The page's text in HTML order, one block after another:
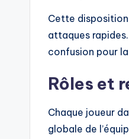
Cette
attaques
confusion pour
Rôles et
Chaque joueur
globale de